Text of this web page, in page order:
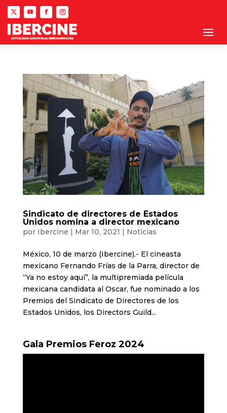
Sindicato de directores de Estados
Unidos nomina a director mexicano
por Ibercine | Mar 10, 2021 | Noticias
México, 10 de marzo (Ibercine).- El cineasta
mexicano Fernando Frías de la Parra, director de
“Ya no estoy aquí”, la multipremiada película
mexicana candidata al Oscar, fue nominado a los
Premios del Sindicato de Directores de los
Estados Unidos, los Directors Guild...
Gala Premios Feroz 2024